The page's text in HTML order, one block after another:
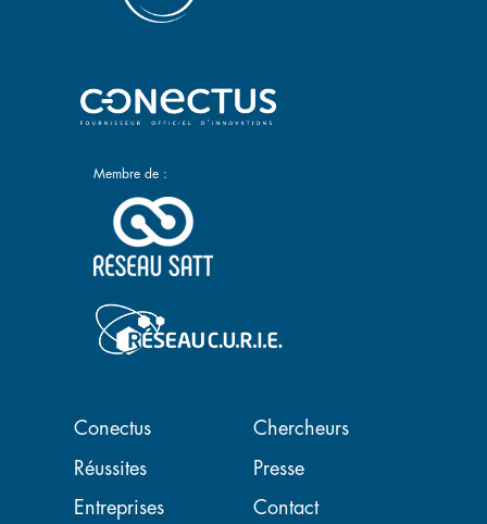
Membre de :
Navigation principale
Conectus
Réussites
Entreprises
Chercheurs
Presse
Contact